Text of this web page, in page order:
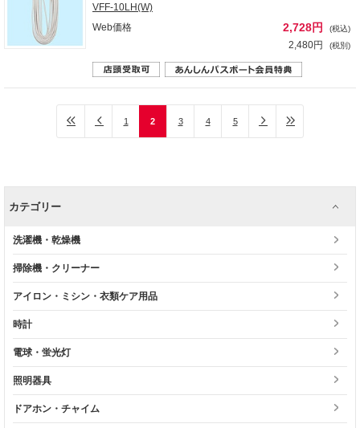
VFF-10LH(W)
Web価格
2,728円 (税込)
2,480円 (税別)
1 2 3 4 5
カテゴリー
洗濯機・乾燥機
掃除機・クリーナー
アイロン・ミシン・衣類ケア用品
時計
電球・蛍光灯
照明器具
ドアホン・チャイム